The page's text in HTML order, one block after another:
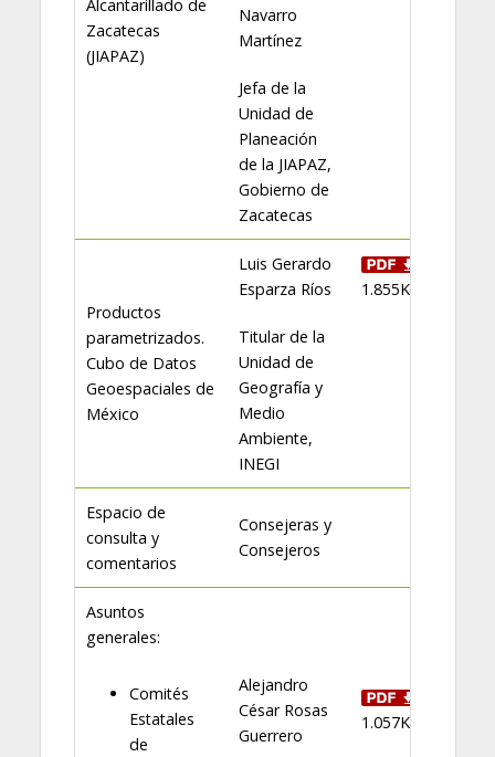
Alcantarillado de
Zacatecas
(JIAPAZ)
Navarro
Martínez
Jefa de la
Unidad de
Planeación
de la JIAPAZ,
Gobierno de
Zacatecas
Productos
parametrizados.
Cubo de Datos
Geoespaciales de
México
Luis Gerardo
Esparza Ríos
1.855KB
Titular de la
Unidad de
Geografía y
Medio
Ambiente,
INEGI
Espacio de
consulta y
comentarios
Consejeras y
Consejeros
Asuntos
generales:
Comités
Estatales
de
Alejandro
César Rosas
Guerrero
1.057KB